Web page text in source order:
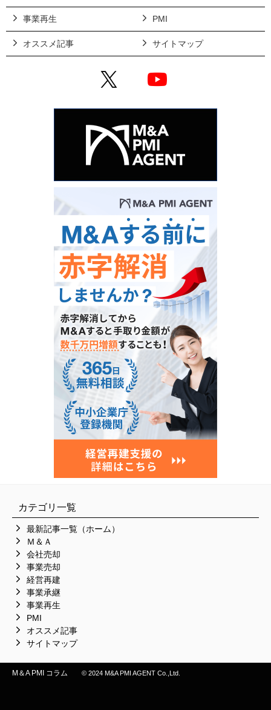
事業再生 PMI
オススメ記事 サイトマップ
X
カテゴリ一覧
最新記事一覧（ホーム）
Ｍ＆Ａ
会社売却
事業売却
経営再建
事業承継
事業再生
PMI
オススメ記事
サイトマップ
M＆A PMI コラム © 2024 M&A PMI AGENT Co.,Ltd.